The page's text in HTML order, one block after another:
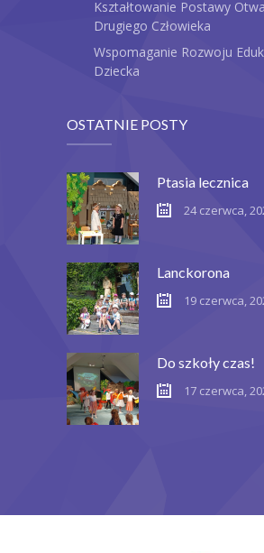
Kształtowanie Postawy
Drugiego Człowieka
Wspomaganie Rozwoju
Dziecka
OSTATNIE POSTY
Ptasia lecznica
24 czerwca,
Lanckorona
19 czerwca,
Do szkoły czas!
17 czerwca,